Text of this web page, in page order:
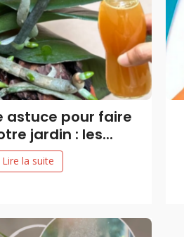
astuce pour faire
jardin : les...
Lire la suite